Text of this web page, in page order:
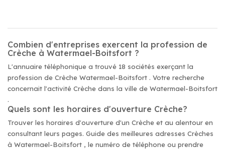
Combien d'entreprises exercent la profession de
Crèche à Watermael-Boitsfort ?
L'annuaire téléphonique a trouvé 18 sociétés exerçant la
profession de Crèche Watermael-Boitsfort . Votre recherche
concernait l'activité Crèche dans la ville de Watermael-Boitsfort
.
Quels sont les horaires d'ouverture Crèche?
Trouver les horaires d'ouverture d'un Crèche et au alentour en
consultant leurs pages. Guide des meilleures adresses Crèches
à Watermael-Boitsfort , le numéro de téléphone ou prendre